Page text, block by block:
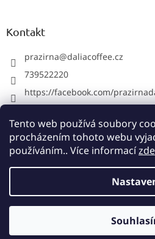
Tento web používá soubory
procházením tohoto webu
používáním.. Více informacízde
Kontakt
prazirna@daliacoffee.cz
739522220
https://facebook.com/
739522220
Copyright 2026Pražírna Dalia